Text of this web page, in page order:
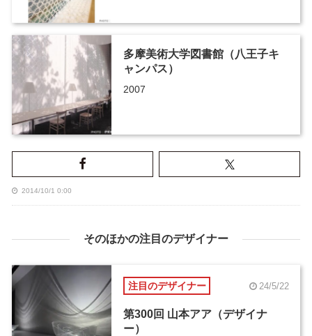
多摩美術大学図書館（八王子キ
ャンパス）
2007
2014/10/1 0:00
そのほかの注目のデザイナー
注目のデザイナー 24/5/22
第300回 山本アア（デザイナ
ー）